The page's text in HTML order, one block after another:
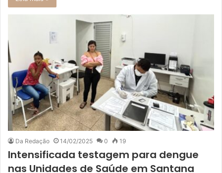
Da Redação 14/02/2025 0 19
Intensificada testagem para dengue
nas Unidades de Saúde em Santana